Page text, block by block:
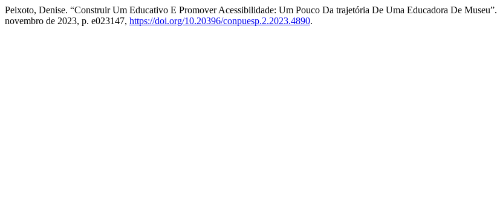
Peixoto, Denise. “Construir Um Educativo E Promover Acessibilidade: Um Pouco Da trajetória De Uma Educadora De Museu”.
novembro de 2023, p. e023147, https://doi.org/10.20396/conpuesp.2.2023.4890.